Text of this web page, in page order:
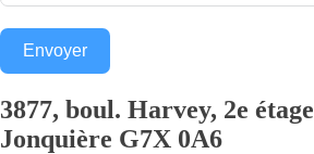
Envoyer
3877, boul. Harvey, 2e étage
Jonquière G7X 0A6